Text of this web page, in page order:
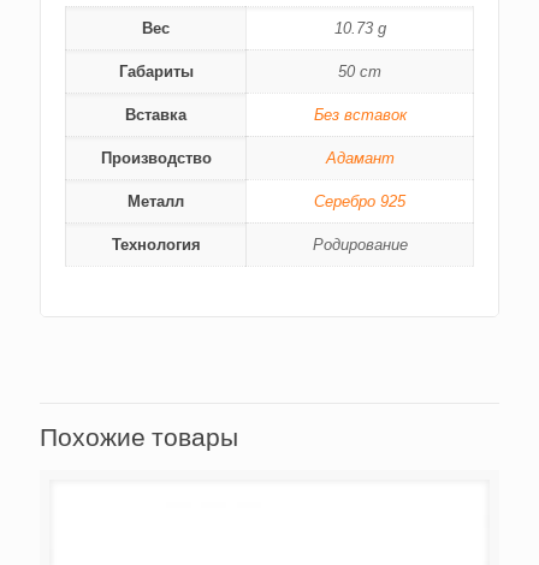
Вес 10.73 g
Габариты 50 cm
Вставка Без вставок
Производство Адамант
Металл Серебро 925
Технология Родирование
Похожие товары